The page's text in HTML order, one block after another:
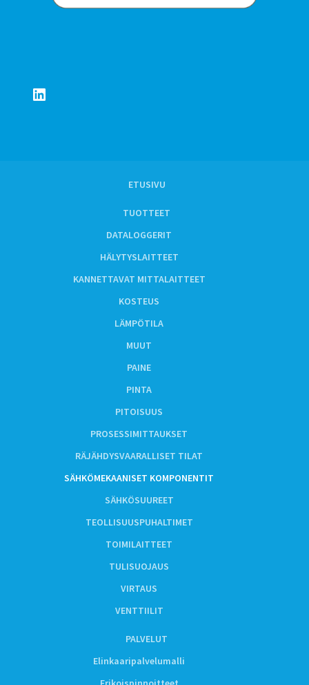
LinkedIn
ETUSIVU
TUOTTEET
DATALOGGERIT
HÄLYTYSLAITTEET
KANNETTAVAT MITTALAITTEET
KOSTEUS
LÄMPÖTILA
MUUT
PAINE
PINTA
PITOISUUS
PROSESSIMITTAUKSET
RÄJÄHDYSVAARALLISET TILAT
SÄHKÖMEKAANISET KOMPONENTIT
SÄHKÖSUUREET
TEOLLISUUSPUHALTIMET
TOIMILAITTEET
TULISUOJAUS
VIRTAUS
VENTTIILIT
PALVELUT
Elinkaaripalvelumalli